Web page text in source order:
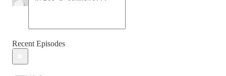
Recent Episodes